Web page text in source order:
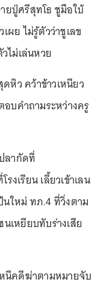
ยปู่ศรีสุทโธ ชูมือใบ้
ผย ไม่รู้ตัวว่าชูเลข
ไม่เล่นหวย
หิว คว้าข้าวเหนียว
บคำถามระหว่างครู
ลากัดที่
งเรียน เลี้ยวเข้าเลน
ใหม่ ทภ.4 ที่วิ่งตาม
เหยียบทับร่างเสีย
นีคดีฆ่าตามหมายจับ